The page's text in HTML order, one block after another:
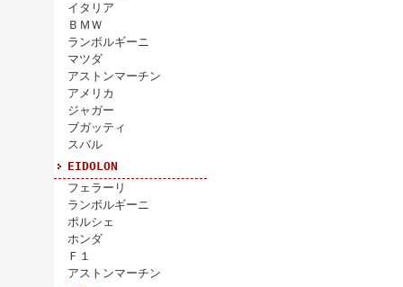
イタリア
ＢＭＷ
ランボルギーニ
マツダ
アストンマーチン
アメリカ
ジャガー
ブガッティ
スバル
EIDOLON
フェラーリ
ランボルギーニ
ポルシェ
ホンダ
Ｆ１
アストンマーチン